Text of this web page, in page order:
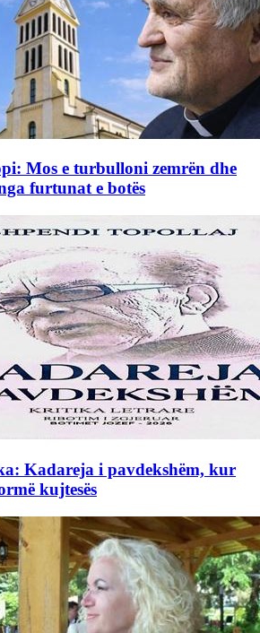
Mos e turbulloni zemrën dhe
furtunat e botës
Kadareja i pavdekshëm, kur
kujtesës